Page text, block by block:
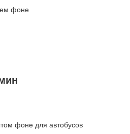
фоне
фоне для автобусов